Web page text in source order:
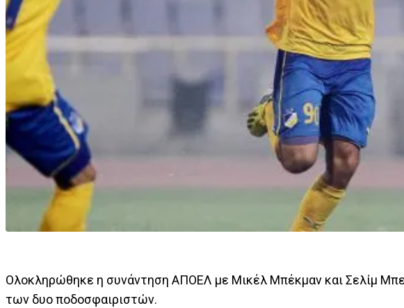
Ολοκληρώθηκε η συνάντηση ΑΠΟΕΛ με Μικέλ Μπέκμαν και Σελίμ
των δυο ποδοσφαιριστών.